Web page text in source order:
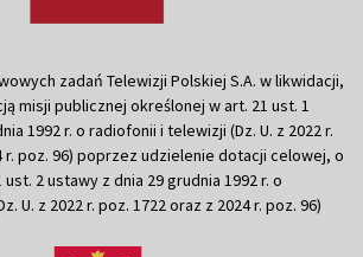
zadań Telewizji Polskiej S.A. w likwidacji,
misji publicznej określonej w art. 21 ust. 1
1992 r. o radiofonii i telewizji (Dz. U. z 2022 r.
r. poz. 96) poprzez udzielenie dotacji celowej, o
2 ustawy z dnia 29 grudnia 1992 r. o
U. z 2022 r. poz. 1722 oraz z 2024 r. poz. 96)